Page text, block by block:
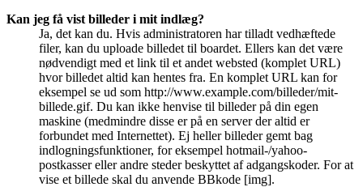
Kan jeg få vist billeder i mit indlæg?
Ja, det kan du. Hvis administratoren har tilladt vedhæftede
filer, kan du uploade billedet til boardet. Ellers kan det være
nødvendigt med et link til et andet websted (komplet URL)
hvor billedet altid kan hentes fra. En komplet URL kan for
eksempel se ud som http://www.example.com/billeder/mit-
billede.gif. Du kan ikke henvise til billeder på din egen
maskine (medmindre disse er på en server der altid er
forbundet med Internettet). Ej heller billeder gemt bag
indlogningsfunktioner, for eksempel hotmail-/yahoo-
postkasser eller andre steder beskyttet af adgangskoder. For at
vise et billede skal du anvende BBkode [img].